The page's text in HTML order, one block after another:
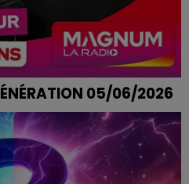
05/06/2026